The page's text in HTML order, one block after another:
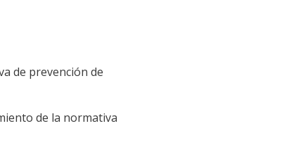
de prevención de
de la normativa